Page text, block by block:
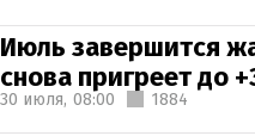
Июль завершится
снова пригреет до
30 июля, 08:00 1884